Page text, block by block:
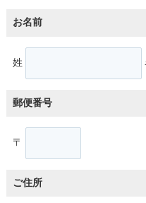
お名前
姓
郵便番号
〒
ご住所